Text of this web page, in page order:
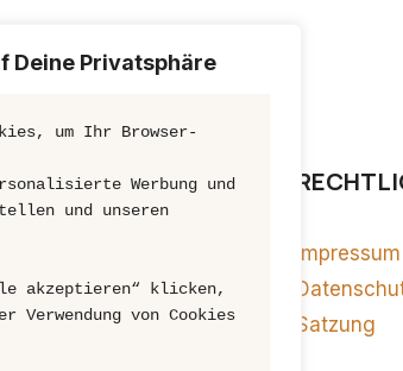
Deine Privatsphäre
um Ihr Browser-
Werbung und
und unseren
akzeptieren“ klicken,
Verwendung von Cookies
Impressum
Satzung